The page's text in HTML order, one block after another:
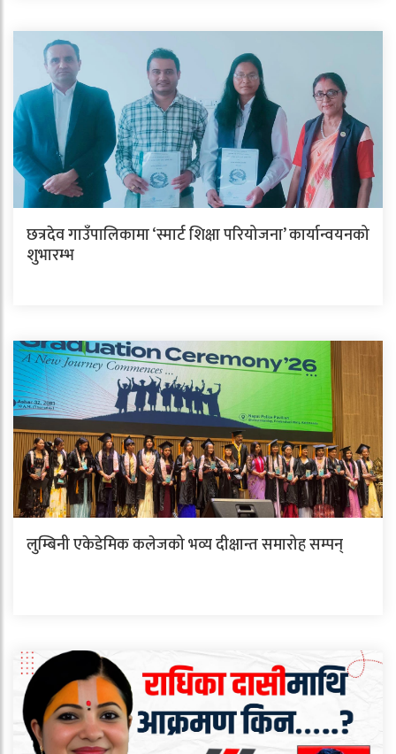
छत्रदेव गाउँपालिकामा ‘स्मार्ट शिक्षा परियोजना’ कार्यान्वयनको
शुभारम्भ
लुम्बिनी एकेडेमिक कलेजको भव्य दीक्षान्त समारोह सम्पन्